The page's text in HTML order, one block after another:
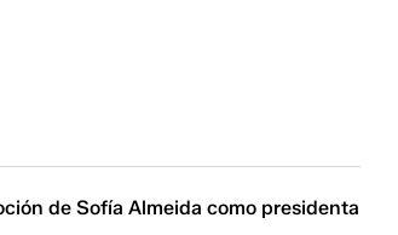
de Sofía Almeida como presidenta